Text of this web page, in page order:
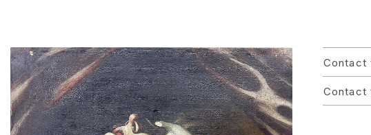
Contact
Contact